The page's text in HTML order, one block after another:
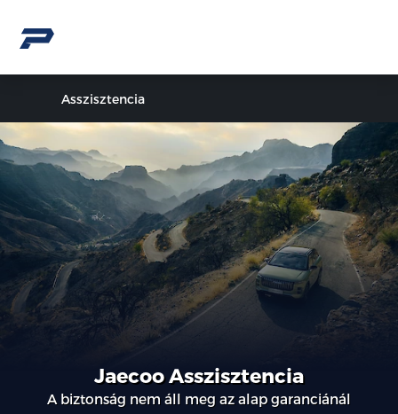
Jaecoo Asszisztencia
A biztonság nem áll meg az alap garanciánál
Asszisztencia